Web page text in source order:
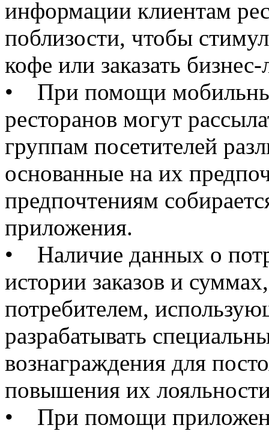
информации клиентам
поблизости, чтобы
кофе или заказать
• При помощи
ресторанов могут
группам посетителей
основанные на их
предпочтениям
приложения.
• Наличие данных о
истории заказов и
потребителем,
разрабатывать
вознаграждения для
повышения их
• При помощи